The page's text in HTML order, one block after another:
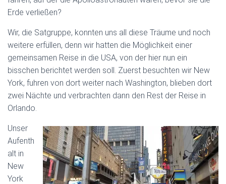
Erde verließen?
Wir, die Satgruppe, konnten uns all diese Träume und noch
weitere erfüllen, denn wir hatten die Möglichkeit einer
gemeinsamen Reise in die USA, von der hier nun ein
bisschen berichtet werden soll. Zuerst besuchten wir New
York, fuhren von dort weiter nach Washington, blieben dort
zwei Nächte und verbrachten dann den Rest der Reise in
Orlando.
Unser
Aufenth
alt in
New
York